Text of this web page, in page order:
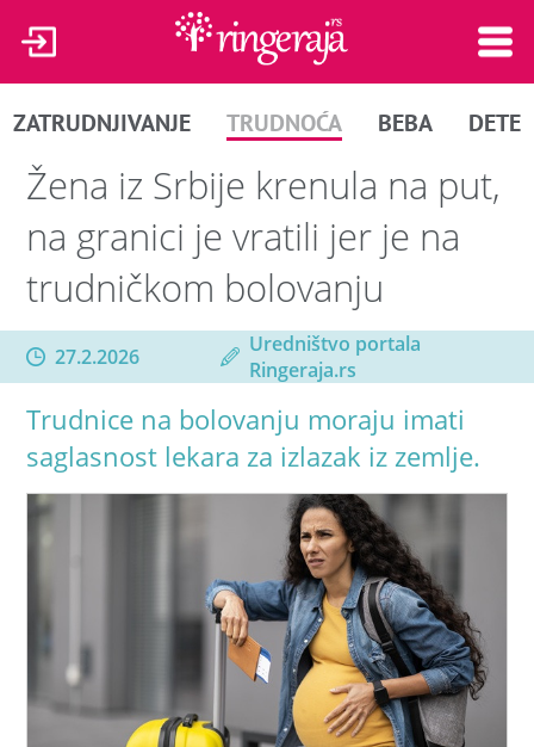
ZATRUDNJIVANJE TRUDNOĆA BEBA DETE
Žena iz Srbije krenula na put,
na granici je vratili jer je na
trudničkom bolovanju
27.2.2026
Uredništvo portala
Ringeraja.rs
Trudnice na bolovanju moraju imati
saglasnost lekara za izlazak iz zemlje.